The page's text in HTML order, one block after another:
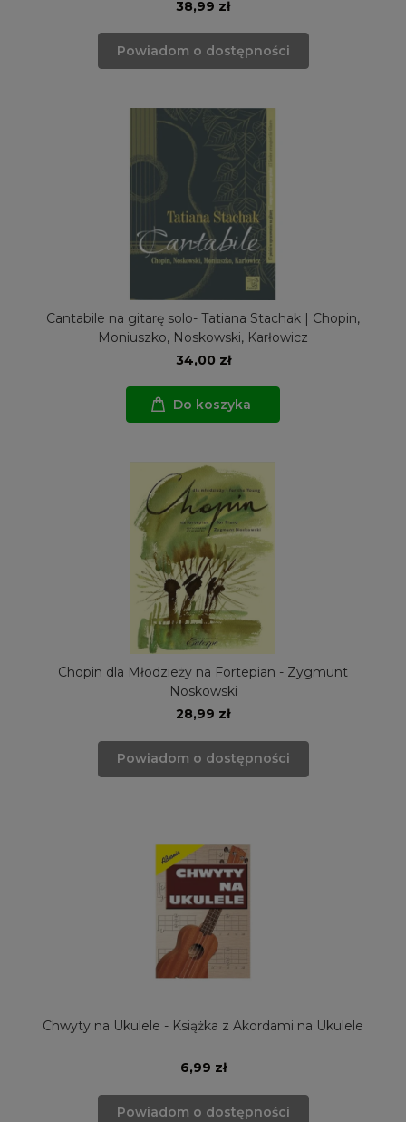
38,99 zł
Powiadom o dostępności
Cantabile na gitarę solo- Tatiana Stachak | Chopin,
Moniuszko, Noskowski, Karłowicz
34,00 zł
Do koszyka
Chopin dla Młodzieży na Fortepian - Zygmunt
Noskowski
28,99 zł
Powiadom o dostępności
Chwyty na Ukulele - Książka z Akordami na Ukulele
6,99 zł
Powiadom o dostępności